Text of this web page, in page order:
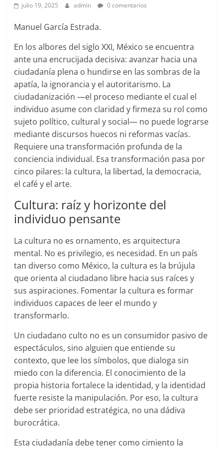
julio 19, 2025 admin 0 comentarios
Manuel García Estrada.
En los albores del siglo XXI, México se encuentra
ante una encrucijada decisiva: avanzar hacia una
ciudadanía plena o hundirse en las sombras de la
apatía, la ignorancia y el autoritarismo. La
ciudadanización —el proceso mediante el cual el
individuo asume con claridad y firmeza su rol como
sujeto político, cultural y social— no puede lograrse
mediante discursos huecos ni reformas vacías.
Requiere una transformación profunda de la
conciencia individual. Esa transformación pasa por
cinco pilares: la cultura, la libertad, la democracia,
el café y el arte.
Cultura: raíz y horizonte del
individuo pensante
La cultura no es ornamento, es arquitectura
mental. No es privilegio, es necesidad. En un país
tan diverso como México, la cultura es la brújula
que orienta al ciudadano libre hacia sus raíces y
sus aspiraciones. Fomentar la cultura es formar
individuos capaces de leer el mundo y
transformarlo.
Un ciudadano culto no es un consumidor pasivo de
espectáculos, sino alguien que entiende su
contexto, que lee los símbolos, que dialoga sin
miedo con la diferencia. El conocimiento de la
propia historia fortalece la identidad, y la identidad
fuerte resiste la manipulación. Por eso, la cultura
debe ser prioridad estratégica, no una dádiva
burocrática.
Esta ciudadanía debe tener como cimiento la